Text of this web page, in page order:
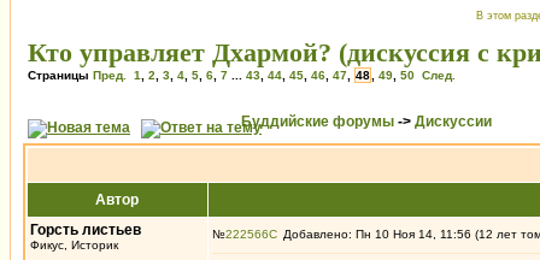
В этом
Кто управляет Дхармой? (дискуссия с
Страницы Пред. 1 2 3 4 5 6 7 43 44 45 46 47 48 49 50 След.
Буддийские форумы -> Дискуссии
Автор
Горсть листьев
Фикус, Историк
№222566 Добавлено: Пн 10 Ноя 14, 11:56 (12 лет